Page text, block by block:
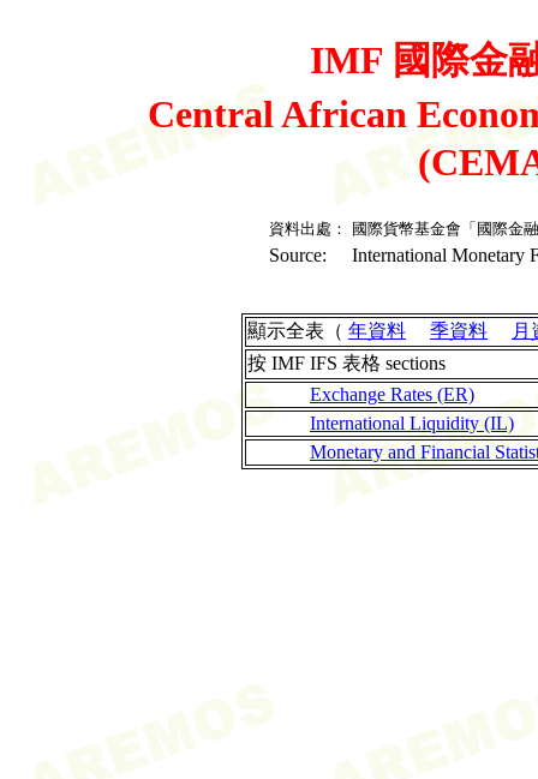
IMF 國際金
Central African
資料出處： 國際貨幣基金會「國際金
Source: International Monetary
顯示全表（ 年資料 季資料
月
按 IMF IFS 表格 sections
Exchange Rates (ER)
International Liquidity (IL)
Monetary and Financial